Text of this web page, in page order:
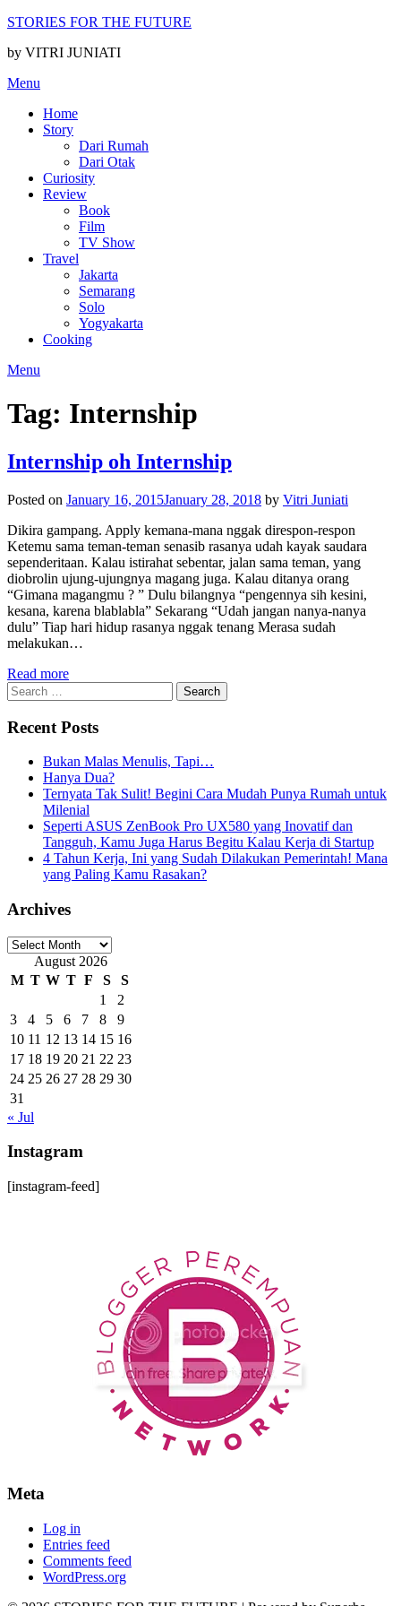
Skip
content
STORIES FOR THE FUTURE
by VITRI JUNIATI
Menu
Home
Story
Dari Rumah
Dari Otak
Curiosity
Review
Book
Film
TV Show
Travel
Jakarta
Semarang
Solo
Yogyakarta
Cooking
Menu
Tag: Internship
Internship oh Internship
Posted on January 16, 2015January 28, 2018 by Vitri Juniati
Dikira gampang. Apply kemana-mana nggak direspon-respon
Ketemu sama teman-teman senasib rasanya udah kayak saudara
sependeritaan. Kalau istirahat sebentar, jalan sama teman, yang
diobrolin ujung-ujungnya magang juga. Kalau ditanya orang
“Gimana magangmu ? ” Dulu bilangnya “pengennya sih kesini,
kesana, karena blablabla” Sekarang “Udah jangan nanya-nanya
dulu” Tiap hari hidup rasanya nggak tenang Merasa sudah
melakukan…
Read more
Search
for:
Recent Posts
Bukan Malas Menulis, Tapi…
Hanya Dua?
Ternyata Tak Sulit! Begini Cara Mudah Punya Rumah untuk
Milenial
Seperti ASUS ZenBook Pro UX580 yang Inovatif dan
Tangguh, Kamu Juga Harus Begitu Kalau Kerja di Startup
4 Tahun Kerja, Ini yang Sudah Dilakukan Pemerintah! Mana
yang Paling Kamu Rasakan?
Archives
Archives
August 2026
M T W T F S
S
1
2
3
4 5 6 7 8
9
10 11 12 13 14 15 16
17 18 19 20 21 22 23
24 25 26 27 28 29 30
31
« Jul
Instagram
[instagram-feed]
Meta
Log in
Entries feed
Comments feed
WordPress.org